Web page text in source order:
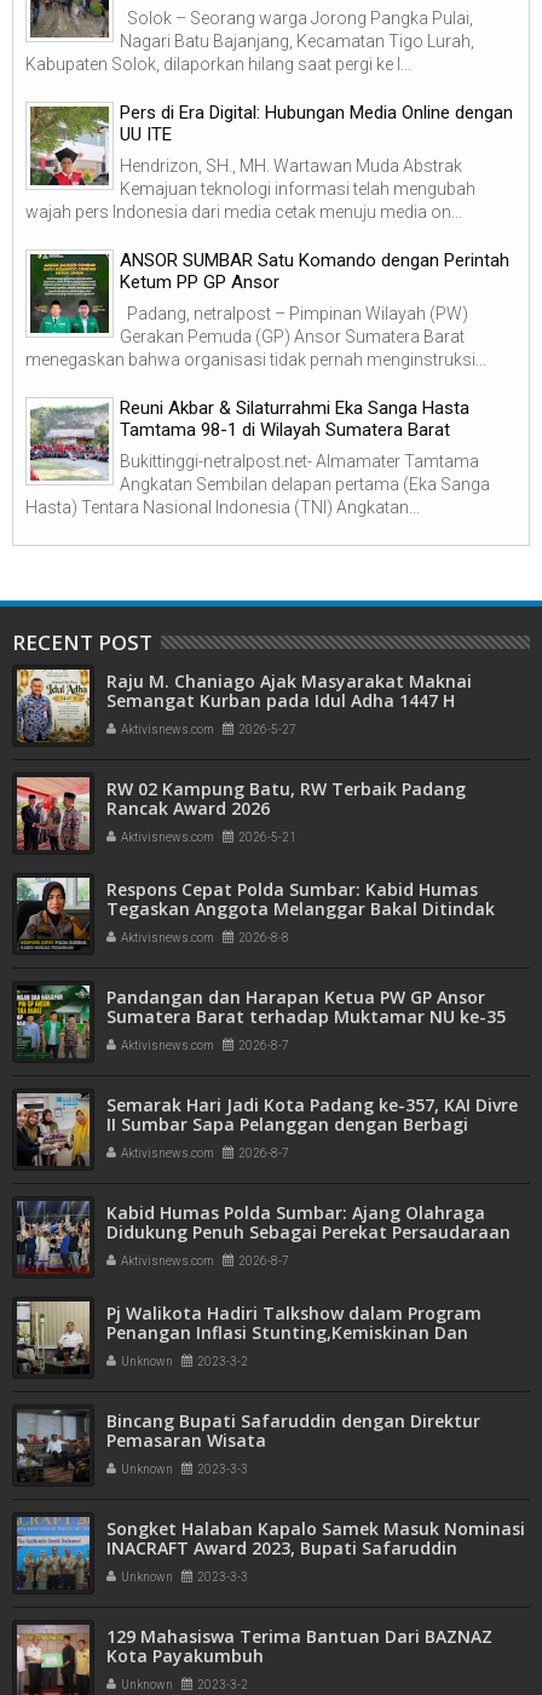
Solok – Seorang warga Jorong Pangka Pulai,
Nagari Batu Bajanjang, Kecamatan Tigo Lurah,
Kabupaten Solok, dilaporkan hilang saat pergi ke l...
Pers di Era Digital: Hubungan Media Online dengan
UU ITE
Hendrizon, SH., MH. Wartawan Muda Abstrak
Kemajuan teknologi informasi telah mengubah
wajah pers Indonesia dari media cetak menuju media on...
ANSOR SUMBAR Satu Komando dengan Perintah
Ketum PP GP Ansor
Padang, netralpost – Pimpinan Wilayah (PW)
Gerakan Pemuda (GP) Ansor Sumatera Barat
menegaskan bahwa organisasi tidak pernah menginstruksi...
Reuni Akbar & Silaturrahmi Eka Sanga Hasta
Tamtama 98-1 di Wilayah Sumatera Barat
Bukittinggi-netralpost.net- Almamater Tamtama
Angkatan Sembilan delapan pertama (Eka Sanga
Hasta) Tentara Nasional Indonesia (TNI) Angkatan...
RECENT POST
Raju M. Chaniago Ajak Masyarakat Maknai
Semangat Kurban pada Idul Adha 1447 H
Aktivisnews.com 2026-5-27
RW 02 Kampung Batu, RW Terbaik Padang
Rancak Award 2026
Aktivisnews.com 2026-5-21
Respons Cepat Polda Sumbar: Kabid Humas
Tegaskan Anggota Melanggar Bakal Ditindak
Tegas
Aktivisnews.com 2026-8-8
Pandangan dan Harapan Ketua PW GP Ansor
Sumatera Barat terhadap Muktamar NU ke-35
Aktivisnews.com 2026-8-7
Semarak Hari Jadi Kota Padang ke-357, KAI Divre
II Sumbar Sapa Pelanggan dengan Berbagi
Apresiasi di Stasiun Padang
Aktivisnews.com 2026-8-7
Kabid Humas Polda Sumbar: Ajang Olahraga
Didukung Penuh Sebagai Perekat Persaudaraan
dan Kamtibmas
Aktivisnews.com 2026-8-7
Pj Walikota Hadiri Talkshow dalam Program
Penangan Inflasi Stunting,Kemiskinan Dan
Pelayanan Public
Unknown 2023-3-2
Bincang Bupati Safaruddin dengan Direktur
Pemasaran Wisata
Unknown 2023-3-3
Songket Halaban Kapalo Samek Masuk Nominasi
INACRAFT Award 2023, Bupati Safaruddin
Ungkapkan Ini*
Unknown 2023-3-3
129 Mahasiswa Terima Bantuan Dari BAZNAZ
Kota Payakumbuh
Unknown 2023-3-2